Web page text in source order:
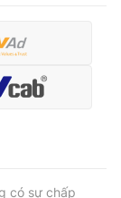
có sự chấp